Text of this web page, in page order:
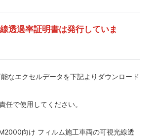
透過率証明書は発行していま
なエクセルデータを下記よりダウンロード
任で使用してください。
向け フィルム施工車両の可視光線透